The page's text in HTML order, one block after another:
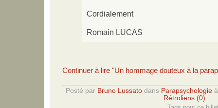
Cordialement
Romain LUCAS
Continuer à lire "Un hommage douteux à la
Posté par Bruno Lussato dans Parapsychologie
Rétroliens (0)